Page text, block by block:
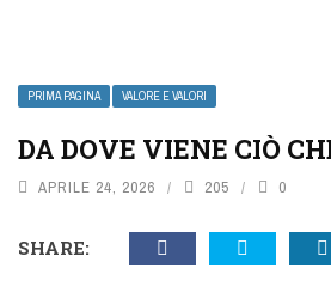
PRIMA PAGINA VALORE E VALORI
DA DOVE VIENE CIÒ
APRILE 24, 2026 205 0
SHARE: